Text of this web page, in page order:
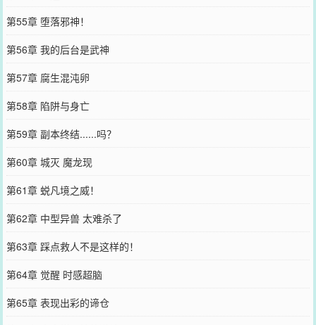
第55章 堕落邪神！
第56章 我的后台是武神
第57章 腐生混沌卵
第58章 陷阱与身亡
第59章 副本终结......吗？
第60章 城灭 魔龙现
第61章 蜕凡境之威！
第62章 中型异兽 太难杀了
第63章 踩点救人不是这样的！
第64章 觉醒 时感超脑
第65章 表现出彩的谛仓